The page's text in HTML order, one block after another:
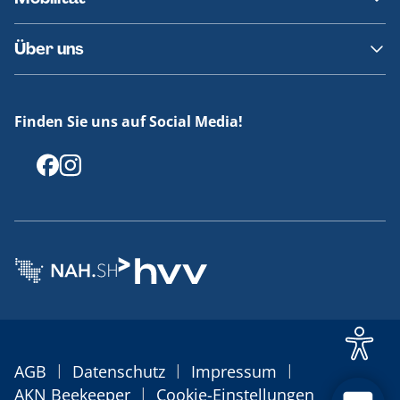
Fundsachen
Häufige Fragen
Barrierefreies Reisen
Erklärung Barrierefreiheit
Über uns
Offenlegungen
Finden Sie uns auf Social Media!
AGB | Datenschutz | Impressum |
AKN Beekeeper | Cookie-Einstellungen